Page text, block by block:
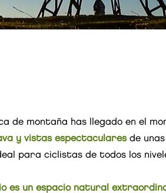
montaña has llegado en el
y vistas espectacularesde unas
para ciclistas de todos los
es un espacio natural